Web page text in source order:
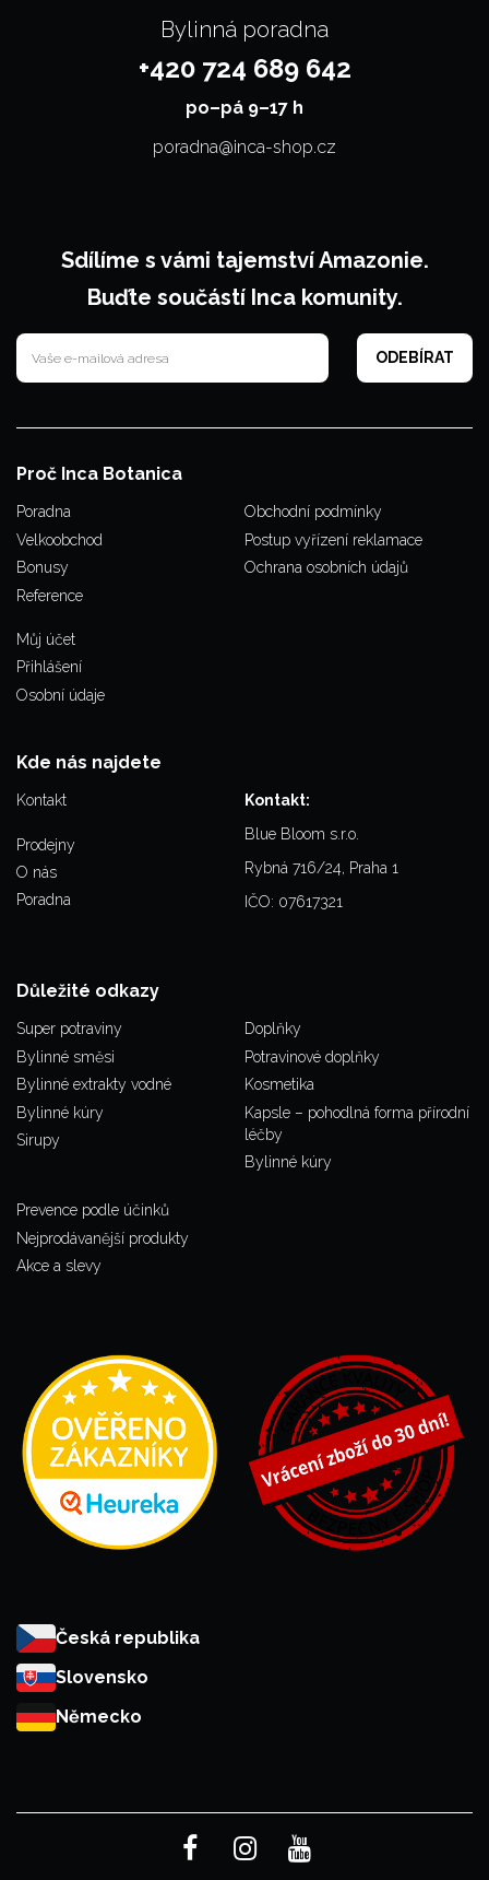
Bylinná poradna
+420 724 689 642
po–⁠⁠⁠⁠⁠⁠pá 9–17 h
poradna@inca-shop.cz
Sdílíme s vámi tajemství Amazonie.
Buďte součástí Inca komunity.
Proč Inca Botanica
Poradna
Velkoobchod
Bonusy
Reference
Obchodní podmínky
Postup vyřízení reklamace
Ochrana osobních údajů
Můj účet
Přihlášení
Osobní údaje
Kde nás najdete
Kontakt
Prodejny
O nás
Poradna
Kontakt:
Blue Bloom s.r.o.
Rybná 716/24, Praha 1
IČO: 07617321
Důležité odkazy
Super potraviny
Bylinné směsi
Bylinné extrakty vodné
Bylinné kúry
Sirupy
Doplňky
Potravinové doplňky
Kosmetika
Kapsle – pohodlná forma přírodní
léčby
Bylinné kúry
Prevence podle účinků
Nejprodávanější produkty
Akce a slevy
Česká republika
Slovensko
Německo